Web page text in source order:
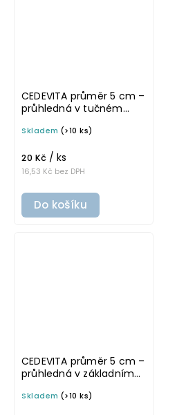
CEDEVITA průměr 5 cm –
průhledná v tučném
samolepka na
Skladem (>10 ks)
16,53 Kč bez DPH
20 Kč / ks
Do košíku
CEDEVITA průměr 5 cm –
průhledná v základním
samolepka na
Skladem (>10 ks)